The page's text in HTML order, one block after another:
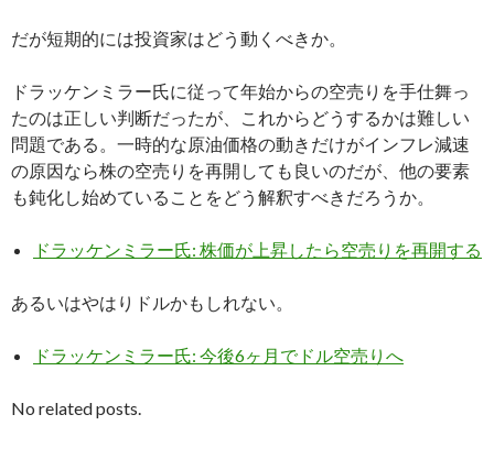
だが短期的には投資家はどう動くべきか。
ドラッケンミラー氏に従って年始からの空売りを手仕舞っ
たのは正しい判断だったが、これからどうするかは難しい
問題である。一時的な原油価格の動きだけがインフレ減速
の原因なら株の空売りを再開しても良いのだが、他の要素
も鈍化し始めていることをどう解釈すべきだろうか。
ドラッケンミラー氏: 株価が上昇したら空売りを再開する
あるいはやはりドルかもしれない。
ドラッケンミラー氏: 今後6ヶ月でドル空売りへ
No related posts.